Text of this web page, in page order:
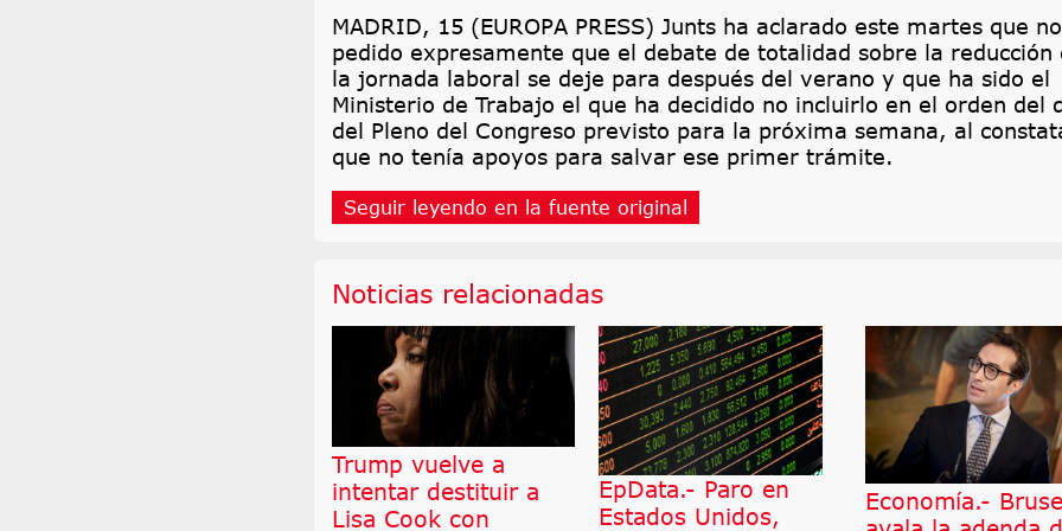
MADRID, 15 (EUROPA PRESS) Junts ha aclarado este martes que
pedido expresamente que el debate de totalidad sobre la reducción
la jornada laboral se deje para después del verano y que ha sido el
Ministerio de Trabajo el que ha decidido no incluirlo en el orden del
del Pleno del Congreso previsto para la próxima semana, al
que no tenía apoyos para salvar ese primer trámite.
Seguir leyendo en la fuente original
Noticias relacionadas
Trump vuelve a
intentar destituir a
Lisa Cook con
EpData.- Paro en
Estados Unidos,
Economía.-